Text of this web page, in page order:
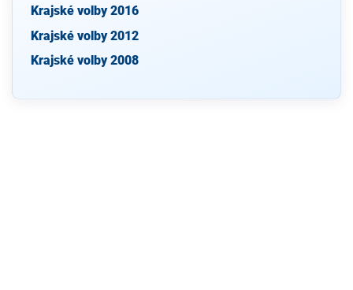
Krajské volby 2016
Krajské volby 2012
Krajské volby 2008